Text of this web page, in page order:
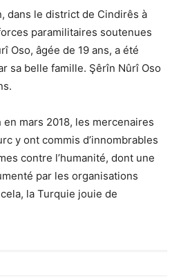
dans le district de Cindirês à
paramilitaires soutenues
Oso, âgée de 19 ans, a été
sa belle famille. Şêrîn Nûrî Oso
en mars 2018, les mercenaires
y ont commis d’innombrables
contre l’humanité, dont une
par les organisations
la Turquie jouie de